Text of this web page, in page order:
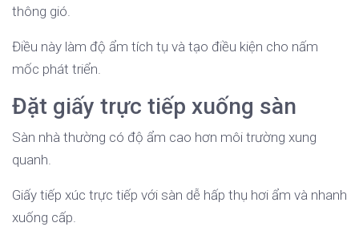
thông gió.
Điều này làm độ ẩm tích tụ và tạo điều kiện cho nấm
mốc phát triển.
Đặt giấy trực tiếp xuống sàn
Sàn nhà thường có độ ẩm cao hơn môi trường xung
quanh.
Giấy tiếp xúc trực tiếp với sàn dễ hấp thụ hơi ẩm và nhanh
xuống cấp.